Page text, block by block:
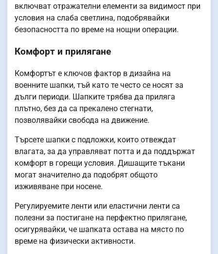
включват отражателни елементи за видимост при
условия на слаба светлина, подобрявайки
безопасността по време на нощни операции.
Комфорт и прилягане
Комфортът е ключов фактор в дизайна на
военните шапки, тъй като те често се носят за
дълги периоди. Шапките трябва да приляга
плътно, без да са прекалено стегнати,
позволявайки свобода на движение.
Търсете шапки с подложки, които отвеждат
влагата, за да управляват потта и да поддържат
комфорт в горещи условия. Дишащите тъкани
могат значително да подобрят общото
изживяване при носене.
Регулируемите ленти или еластични ленти са
полезни за постигане на перфектно прилягане,
осигурявайки, че шапката остава на място по
време на физически активности.